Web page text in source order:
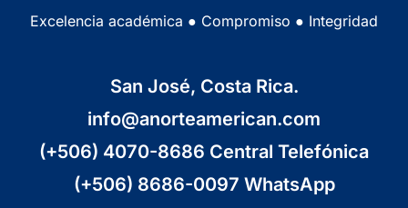
Excelencia académica ● Compromiso ● Integridad
San José, Costa Rica.
info@anorteamerican.com
(+506) 4070-8686 Central Telefónica
(+506) 8686-0097 WhatsApp